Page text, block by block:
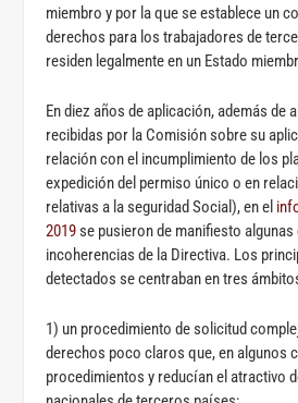
miembro y por la que se establece un
derechos para los trabajadores de
residen legalmente en un Estado
En diez años de aplicación, además de
recibidas por la Comisión sobre su
relación con el incumplimiento de los
expedición del permiso único o en
relativas a la seguridad Social), en el
2019se pusieron de manifiesto
incoherencias de la Directiva. Los
detectados se centraban en tres
1) un procedimiento de solicitud
derechos poco claros que, en algunos
procedimientos y reducían el atractivo